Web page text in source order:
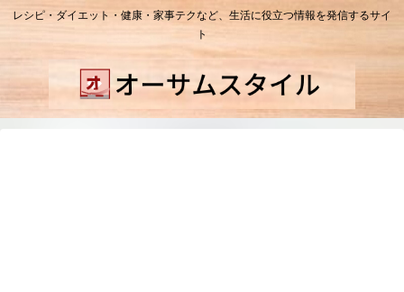
レシピ・ダイエット・健康・家事テクなど、生活に役立つ情報を発信するサイ
ト